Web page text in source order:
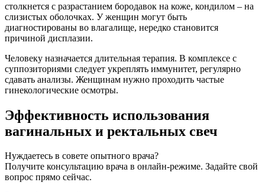
столкнется с разрастанием бородавок на коже, кондилом – на
слизистых оболочках. У женщин могут быть
диагностированы во влагалище, нередко становится
причиной дисплазии.
Человеку назначается длительная терапия. В комплексе с
суппозиториями следует укреплять иммунитет, регулярно
сдавать анализы. Женщинам нужно проходить частые
гинекологические осмотры.
Эффективность использования
вагинальных и ректальных свеч
Нуждаетесь в совете опытного врача?
Получите консультацию врача в онлайн-режиме. Задайте свой
вопрос прямо сейчас.